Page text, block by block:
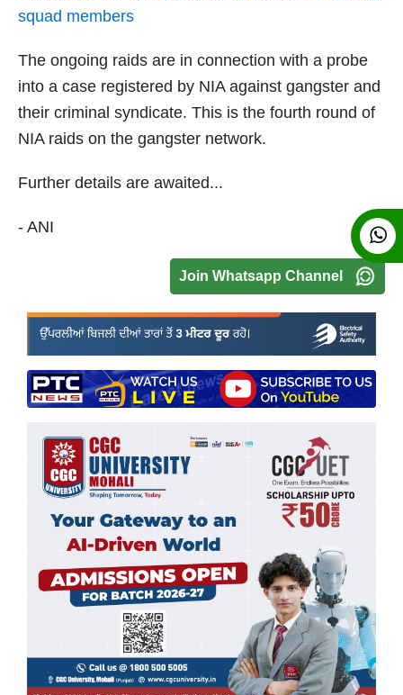
squad members
The ongoing raids are in connection with a probe
into a case registered by NIA against gangster and
their criminal syndicate. This is the fourth round of
NIA raids on the gangster network.
Further details are awaited...
- ANI
Join Whatsapp Channel